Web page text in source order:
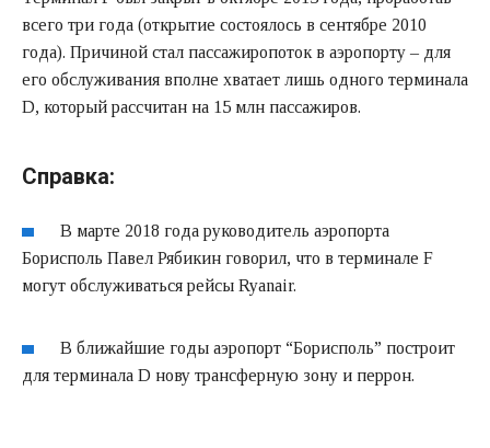
всего три года (открытие состоялось в сентябре 2010
года). Причиной стал пассажиропоток в аэропорту – для
его обслуживания вполне хватает лишь одного терминала
D, который рассчитан на 15 млн пассажиров.
Справка:
В марте 2018 года руководитель аэропорта
Борисполь Павел Рябикин говорил, что в терминале F
могут обслуживаться рейсы Ryanair.
В ближайшие годы аэропорт “Борисполь” построит
для терминала D нову трансферную зону и перрон.